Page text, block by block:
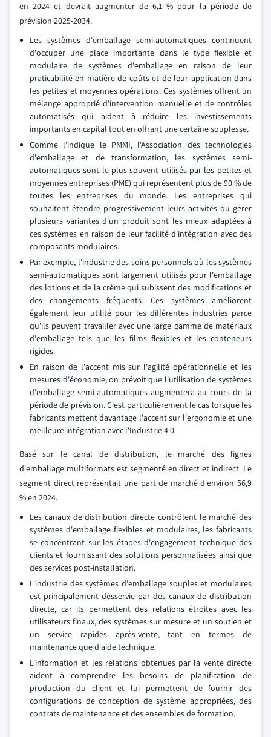
en 2024 et devrait augmenter de 6,1 % pour la période de
prévision 2025-2034.
Les systèmes d'emballage semi-automatiques continuent
d'occuper une place importante dans le type flexible et
modulaire de systèmes d'emballage en raison de leur
praticabilité en matière de coûts et de leur application dans
les petites et moyennes opérations. Ces systèmes offrent un
mélange approprié d'intervention manuelle et de contrôles
automatisés qui aident à réduire les investissements
importants en capital tout en offrant une certaine souplesse.
Comme l'indique le PMMI, l'Association des technologies
d'emballage et de transformation, les systèmes semi-
automatiques sont le plus souvent utilisés par les petites et
moyennes entreprises (PME) qui représentent plus de 90 % de
toutes les entreprises du monde. Les entreprises qui
souhaitent étendre progressivement leurs activités ou gérer
plusieurs variantes d'un produit sont les mieux adaptées à
ces systèmes en raison de leur facilité d'intégration avec des
composants modulaires.
Par exemple, l'industrie des soins personnels où les systèmes
semi-automatiques sont largement utilisés pour l'emballage
des lotions et de la crème qui subissent des modifications et
des changements fréquents. Ces systèmes améliorent
également leur utilité pour les différentes industries parce
qu'ils peuvent travailler avec une large gamme de matériaux
d'emballage tels que les films flexibles et les conteneurs
rigides.
En raison de l'accent mis sur l'agilité opérationnelle et les
mesures d'économie, on prévoit que l'utilisation de systèmes
d'emballage semi-automatiques augmentera au cours de la
période de prévision. C'est particulièrement le cas lorsque les
fabricants mettent davantage l'accent sur l'ergonomie et une
meilleure intégration avec l'Industrie 4.0.
Basé sur le canal de distribution, le marché des lignes
d'emballage multiformats est segmenté en direct et indirect. Le
segment direct représentait une part de marché d'environ 56,9
% en 2024.
Les canaux de distribution directe contrôlent le marché des
systèmes d'emballage flexibles et modulaires, les fabricants
se concentrant sur les étapes d'engagement technique des
clients et fournissant des solutions personnalisées ainsi que
des services post-installation.
L'industrie des systèmes d'emballage souples et modulaires
est principalement desservie par des canaux de distribution
directe, car ils permettent des relations étroites avec les
utilisateurs finaux, des systèmes sur mesure et un soutien et
un service rapides après-vente, tant en termes de
maintenance que d'aide technique.
L'information et les relations obtenues par la vente directe
aident à comprendre les besoins de planification de
production du client et lui permettent de fournir des
configurations de conception de système appropriées, des
contrats de maintenance et des ensembles de formation.